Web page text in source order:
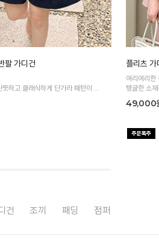
팔 가디건
하고 클래식하게 단가라 패턴이 더
은 니트 가디건
·순차발송 진행중
플리츠 가
여리여리한
탱글한 소
49,000
건 조끼 패딩 점퍼